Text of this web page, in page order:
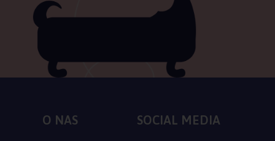
O NAS SOCIAL MEDIA